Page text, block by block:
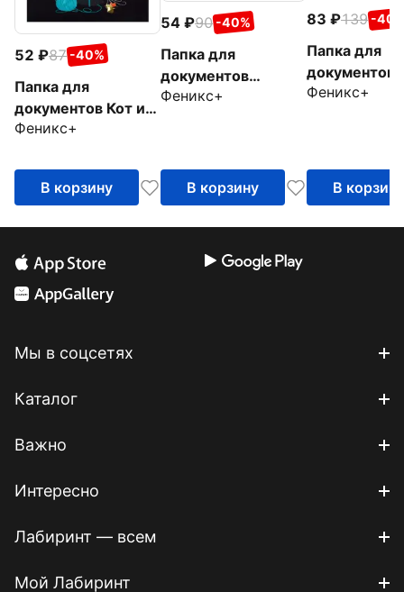
52 87 -40%
Папка для
документов Кот и
мышки, А6
Феникс+
В корзину
54 90 -40%
Папка для
документов
Коктейли
Феникс+
В корзину
83 139 -
Папка для
документов
кролик
Феникс+
В корзину
Мы в соцсетях
Каталог
Важно
Интересно
Лабиринт — всем
Мой Лабиринт